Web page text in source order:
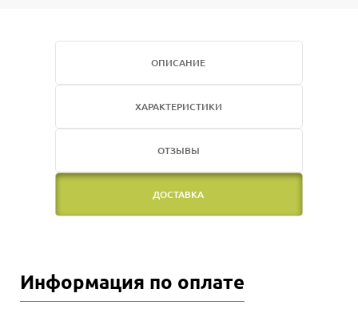
ОПИСАНИЕ
ХАРАКТЕРИСТИКИ
ОТЗЫВЫ
ДОСТАВКА
Информация по оплате